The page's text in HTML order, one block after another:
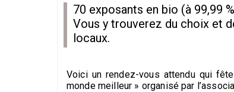
70 exposants en bio (à 99,99
Vous y trouverez du choix et
locaux.
Voici un rendez-vous attendu qui
monde meilleur » organisé par